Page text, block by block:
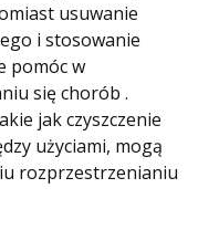
usuwanie
i stosowanie
pomóc w
się chorób .
jak czyszczenie
użyciami, mogą
rozprzestrzenianiu